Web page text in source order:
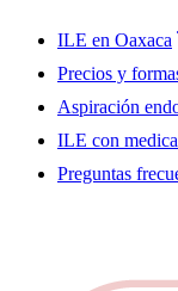
ILE en Oaxaca
Precios y
Aspiración
ILE con
Preguntas